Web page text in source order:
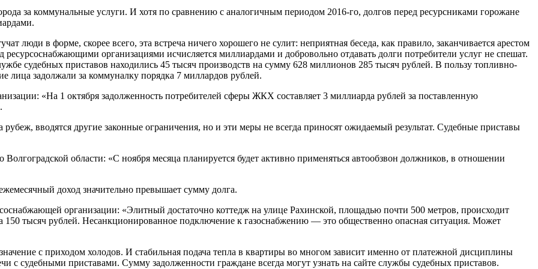
за коммунальные услуги. И хотя по сравнению с аналогичным периодом 2016-го, долгов перед ресурсниками горожане
люди в форме, скорее всего, эта встреча ничего хорошего не сулит: неприятная беседа, как правило, заканчивается арестом
организациями исчисляется миллиардами и добровольно отдавать долги потребители услуг не спешат.
судебных приставов находились 45 тысяч производств на сумму 628 миллионов 285 тысяч рублей. В пользу топливно-
лица задолжали за коммуналку порядка 7 миллардов рублей.
«На 1 октября задолженность потребителей сферы ЖКХ составляет 3 миллиарда рублей за поставленную
вводятся другие законные ограничения, но и эти меры не всегда приносят ожидаемый результат. Судебные приставы
области: «С ноября месяца планируется будет активно применяться автообзвон должников, в отношении
доход значительно превышает сумму долга.
организации: «Элитный достаточно коттедж на улице Рахинской, площадью почти 500 метров, происходит
тысяч рублей. Несанкционированное подключение к газоснабжению — это общественно опасная ситуация. Может
с приходом холодов. И стабильная подача тепла в квартиры во многом зависит именно от платежной дисциплины
с судебными приставами. Сумму задолженности граждане всегда могут узнать на сайте службы судебных приставов.